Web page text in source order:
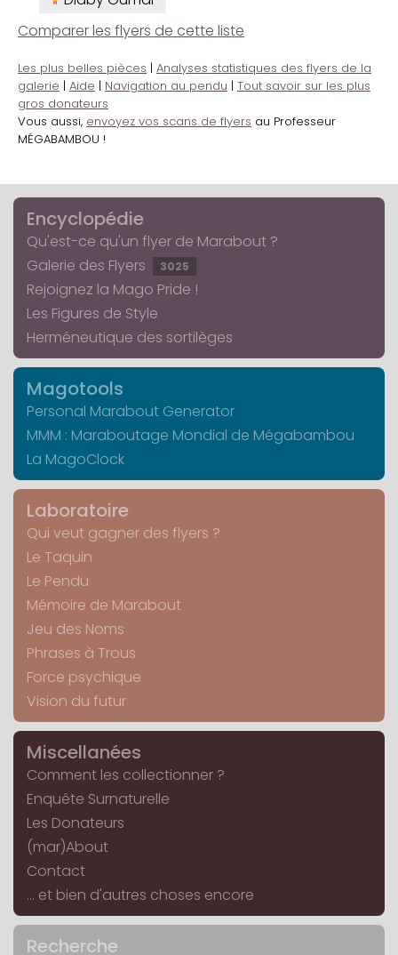
Comparer les flyers de cette liste
Les plus belles pièces | Analyses statistiques des flyers de la
galerie | Aide | Navigation au pendu | Tout savoir sur les plus
gros donateurs
Vous aussi, envoyez vos scans de flyers au Professeur
MÉGABAMBOU !
Encyclopédie
Qu'est-ce qu'un flyer de Marabout ?
Galerie des Flyers
3025
Rejoignez la Mago Pride !
Les Figures de Style
Herméneutique des sortilèges
Magotools
Personal Marabout Generator
MMM : Maraboutage Mondial de Mégabambou
La MagoClock
Laboratoire
Qui veut gagner des flyers ?
Le Taquin
Le Pendu
Mémoire de Marabout
Jeu des Noms
Phrases à Trous
Force psychique
Vision du futur
Miscellanées
Comment les collectionner ?
Enquête Surnaturelle
Les Donateurs
(mar)About
Contact
... et bien d'autres choses encore
Recherche